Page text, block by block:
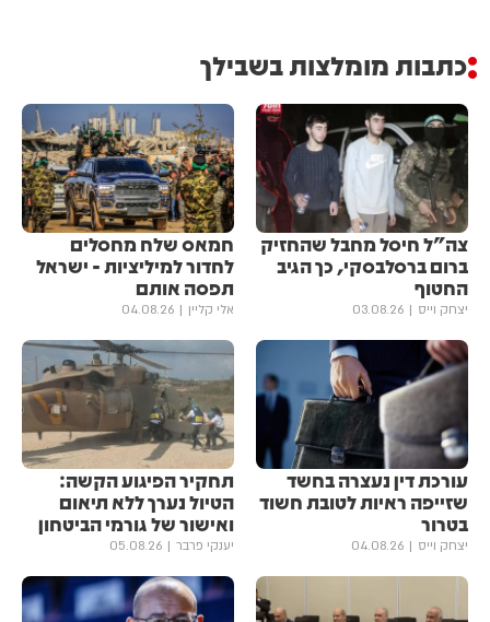
כתבות מומלצות בשבילך
צה"ל חיסל מחבל שהחזיק
ברום ברסלבסקי, כך הגיב
החטוף
יצחק וייס 03.08.26
חמאס שלח מחסלים
לחדור למיליציות - ישראל
תפסה אותם
אלי קליין 04.08.26
עורכת דין נעצרה בחשד
שזייפה ראיות לטובת חשוד
בטרור
יצחק וייס 04.08.26
תחקיר הפיגוע הקשה:
הטיול נערך ללא תיאום
ואישור של גורמי הביטחון
יענקי פרבר 05.08.26